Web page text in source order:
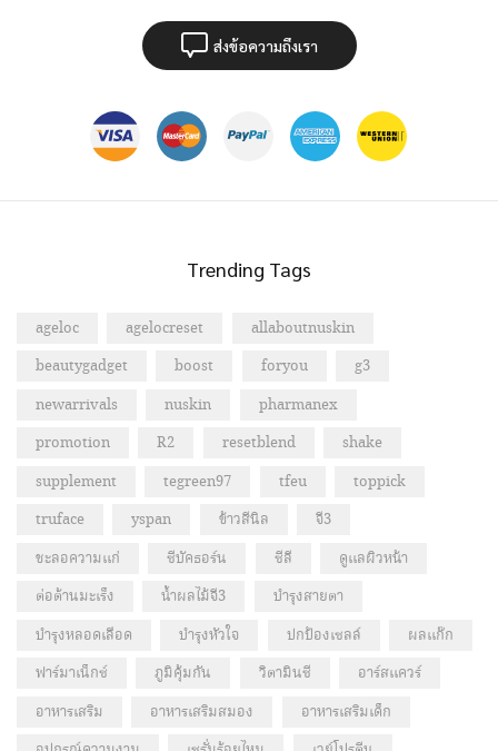
ส่งข้อความถึงเรา
Trending Tags
ageloc agelocreset
allaboutnuskin
beautygadget
boost foryou
g3
newarrivals
nuskin
pharmanex
promotion
R2 resetblend
shake
supplement
tegreen97 tfeu
toppick
truface
yspan ข้าวสีนิล
จี3
ชะลอความแก่
ซีบัคธอร์น ซีลี
ดูแลผิวหน้า
ต่อต้านมะเร็ง
น้ำผลไม้จี3
บำรุงสายตา
บำรุงหลอดเลือด
บำรุงหัวใจ ปกป้องเซลล์
ผลแก๊ก
ฟาร์มาเน็กซ์
ภูมิคุ้มกัน วิตามินซี
อาร์สแควร์
อาหารเสริม
อาหารเสริมสมอง
อาหารเสริมเด็ก